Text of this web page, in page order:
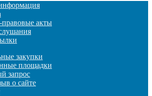
акты
закупки
площадки
запрос
о сайте